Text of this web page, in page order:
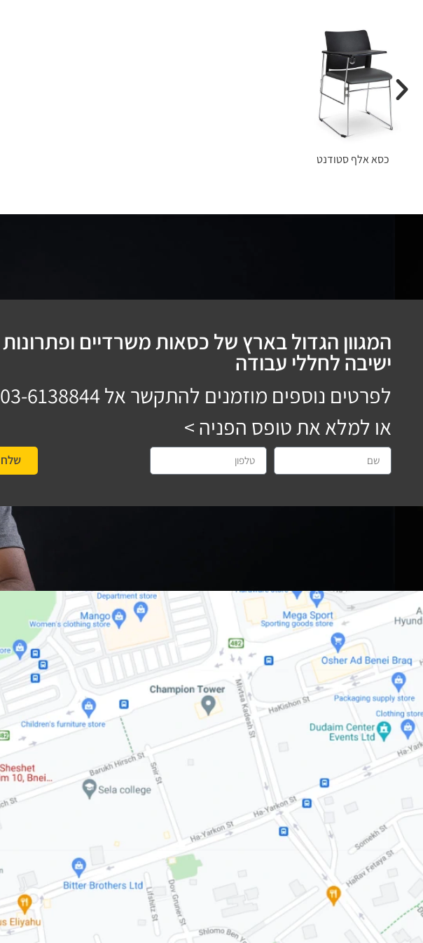
כסא אלף סטודנט
המגוון הגדול בארץ של כסאות משרדיים ופתרונות
ישיבה לחללי עבודה
לפרטים נוספים מוזמנים להתקשר אל03-6138844
או למלא את טופס הפניה >
שלח